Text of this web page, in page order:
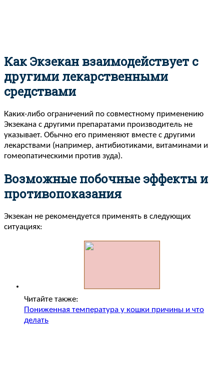
Как Экзекан взаимодействует с
другими лекарственными
средствами
Каких-либо ограничений по совместному применению
Экзекана с другими препаратами производитель не
указывает. Обычно его применяют вместе с другими
лекарствами (например, антибиотиками, витаминами и
гомеопатическими против зуда).
Возможные побочные эффекты и
противопоказания
Экзекан не рекомендуется применять в следующих
ситуациях:
Читайте также:
Пониженная температура у кошки причины и что
делать